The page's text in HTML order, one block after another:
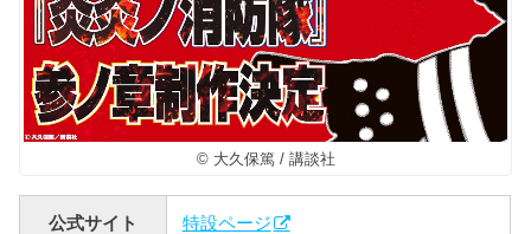
© 大久保篤 / 講談社
公式サイト 特設ページ